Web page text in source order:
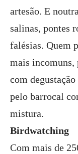
artesão. E
salinas, pontes
falésias. Quem
mais incomuns,
com
pelo barrocal
mistura.
Birdwatching
Com mais de